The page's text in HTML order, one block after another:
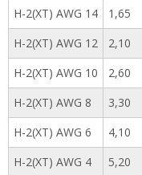
H-2(XT) AWG 14
1,65
H-2(XT) AWG 12
2,10
H-2(XT) AWG 10
2,60
H-2(XT) AWG 8
3,30
H-2(XT) AWG 6
4,10
H-2(XT) AWG 4
5,20